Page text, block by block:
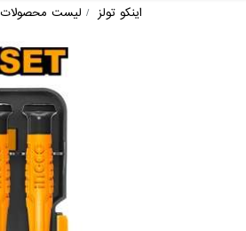
اینکو تولز لیست محصولات